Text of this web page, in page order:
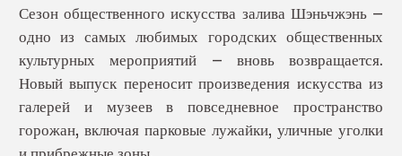
Сезон общественного искусства залива Шэньчжэнь —
одно из самых любимых городских общественных
культурных мероприятий — вновь возвращается.
Новый выпуск переносит произведения искусства из
галерей и музеев в повседневное пространство
горожан, включая парковые лужайки, уличные уголки